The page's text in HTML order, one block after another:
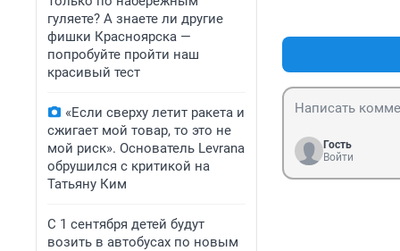
гуляете? А знаете ли другие
фишки Красноярска —
попробуйте пройти наш
красивый тест
«Если сверху летит ракета и
сжигает мой товар, то это не
мой риск». Основатель Levrana
обрушился с критикой на
Татьяну Ким
С 1 сентября детей будут
возить в автобусах по новым
итереснее
Гость
Войти